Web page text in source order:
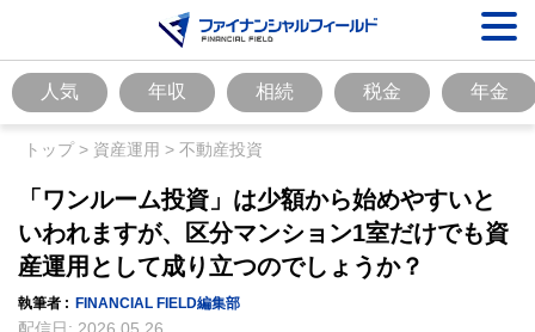
人気 年収 相続 税金 年金
トップ> 資産運用 > 不動産投資
「ワンルーム投資」は少額から始めやすいと
いわれますが、区分マンション1室だけでも資
産運用として成り立つのでしょうか？
執筆者 : FINANCIAL FIELD編集部
配信日: 2026.05.26